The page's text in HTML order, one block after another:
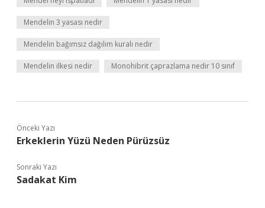
Mendelin 3 yasası nedir
Mendelin bağımsız dağılım kuralı nedir
Mendelin ilkesi nedir Monohibrit çaprazlama nedir 10 sınıf
Önceki Yazı
Erkeklerin Yüzü Neden Pürüzsüz
Sonraki Yazı
Sadakat Kim